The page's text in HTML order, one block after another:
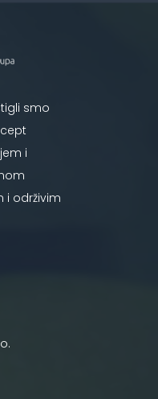
smo
i
i održivim